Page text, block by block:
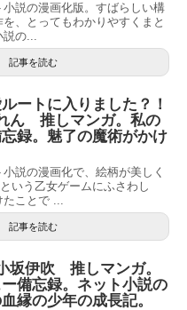
説の漫画化版。すばらしい構
、とってもわかりやすくまと
説の...
記事を読む
ートに入りました？！
ん 推しマンガ。私の
録。魅了の魔術がかけ
説の漫画化で、絵柄が美しく
いう乙女ゲームにふさわし
たことで ...
記事を読む
伊吹 推しマンガ。
備忘録。ネット小説の
縁の少年の成長記。